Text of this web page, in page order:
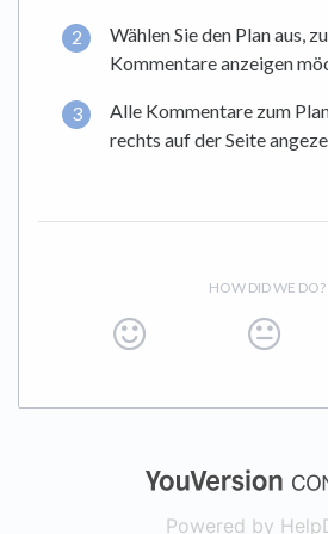
Wählen Sie den Plan aus,
Kommentare anzeigen
Alle Kommentare zum
rechts auf der Seite
HOW DID WE DO?
Powered by